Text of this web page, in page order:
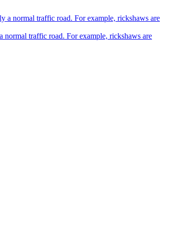
normal traffic road. For example, rickshaws are